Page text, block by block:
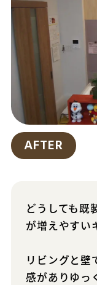
AFTER
どうしても既
が増えやすい
リビングと壁
感がありゆっ